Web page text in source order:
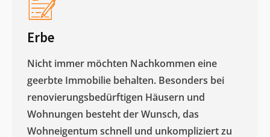
Erbe
Nicht immer möchten Nachkommen eine
geerbte Immobilie behalten. Besonders bei
renovierungsbedürftigen Häusern und
Wohnungen besteht der Wunsch, das
Wohneigentum schnell und unkompliziert zu